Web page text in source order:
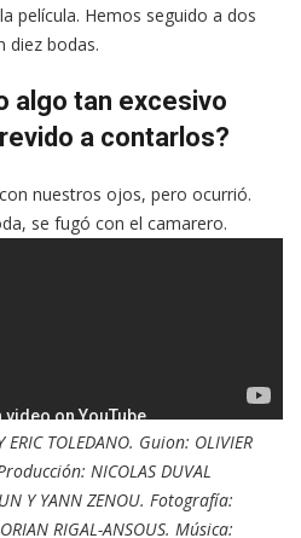
película. Hemos seguido a dos
diez bodas.
algo tan excesivo
a contarlos?
nuestros ojos, pero ocurrió.
se fugó con el camarero.
TOLEDANO. Guion: OLIVIER
NICOLAS DUVAL
Y YANN ZENOU. Fotografía:
RIGAL-ANSOUS. Música: